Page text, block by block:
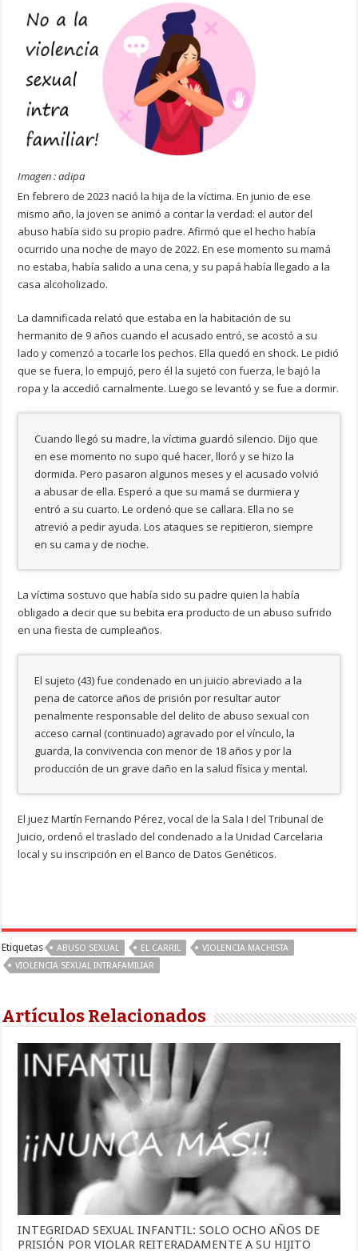
Imagen : adipa
En febrero de 2023 nació la hija de la víctima. En junio de ese
mismo año, la joven se animó a contar la verdad: el autor del
abuso había sido su propio padre. Afirmó que el hecho había
ocurrido una noche de mayo de 2022. En ese momento su mamá
no estaba, había salido a una cena, y su papá había llegado a la
casa alcoholizado.
La damnificada relató que estaba en la habitación de su
hermanito de 9 años cuando el acusado entró, se acostó a su
lado y comenzó a tocarle los pechos. Ella quedó en shock. Le pidió
que se fuera, lo empujó, pero él la sujetó con fuerza, le bajó la
ropa y la accedió carnalmente. Luego se levantó y se fue a dormir.
Cuando llegó su madre, la víctima guardó silencio. Dijo que
en ese momento no supo qué hacer, lloró y se hizo la
dormida. Pero pasaron algunos meses y el acusado volvió
a abusar de ella. Esperó a que su mamá se durmiera y
entró a su cuarto. Le ordenó que se callara. Ella no se
atrevió a pedir ayuda. Los ataques se repitieron, siempre
en su cama y de noche.
La víctima sostuvo que había sido su padre quien la había
obligado a decir que su bebita era producto de un abuso sufrido
en una fiesta de cumpleaños.
El sujeto (43) fue condenado en un juicio abreviado a la
pena de catorce años de prisión por resultar autor
penalmente responsable del delito de abuso sexual con
acceso carnal (continuado) agravado por el vínculo, la
guarda, la convivencia con menor de 18 años y por la
producción de un grave daño en la salud física y mental.
El juez Martín Fernando Pérez, vocal de la Sala I del Tribunal de
Juicio, ordenó el traslado del condenado a la Unidad Carcelaria
local y su inscripción en el Banco de Datos Genéticos.
Etiquetas ABUSO SEXUAL EL CARRIL
VIOLENCIA MACHISTA
VIOLENCIA SEXUAL INTRAFAMILIAR
Artículos Relacionados
INTEGRIDAD SEXUAL INFANTIL: SOLO OCHO AÑOS DE
PRISIÓN POR VIOLAR REITERADAMENTE A SU HIJITO